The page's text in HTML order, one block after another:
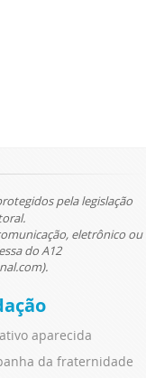
pela legislação
eletrônico ou
do A12
aparecida
da fraternidade